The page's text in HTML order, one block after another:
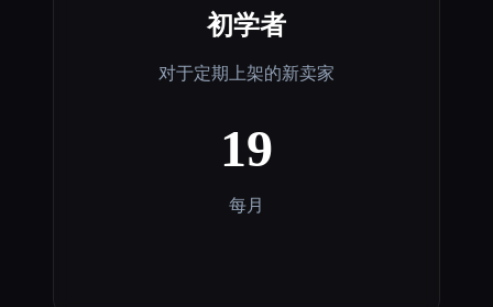
初学者
对于定期上架的新卖家
19
每月